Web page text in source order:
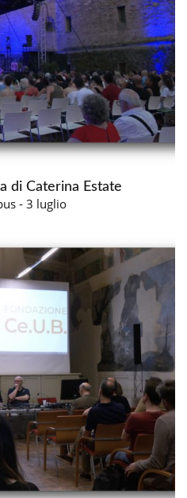
di Caterina Estate
- 3 luglio